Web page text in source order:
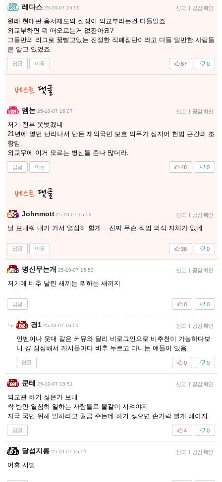
레다스 25-10-07 15:59 신고 공감 확인
원래 현대판 음서제도의 절정이 외교부라는건 다들알죠.
외교부하면 뭐 떠오르는거 없잔아요?
그들만의 리그로 꿀빨고있는 진정한 적폐집단이라고 다들 알만한 사람들
은 알고 있었죠.
답글 이동 0
67
멤논 25-10-07 16:07 신고 공감 확인
저기 전부 옷벗겠네
21년에 몇번 난리나서 만든 재외국민 보호 의무가 심지어 헌법 근간의 조
항임.
외교무에 이거 모르는 병신들 존나 많더라.
답글 이동 0
48
Johnmott 25-10-07 15:52 신고 공감 확인
날 보내줘 내가 가서 열심히 할게... 진짜 무슨 직업 의식 자체가 없네
답글 이동 0
38
병신무는개 25-10-07 15:50 신고 공감 확인
저기에 비추 날린 새끼는 뭐하는 새끼지
답글 0
0
경1 25-10-07 16:01 신고 공감 확인
인벤이나 웃대 같은 커뮤와 달리 비로그인으로 비추천이 가능하다보
니 걍 심심해서 게시물마다 비추 누르고 다니는 얘들이 있음.
답글 0
0
쿤테 25-10-07 15:51 신고 공감 확인
외교관 하기 싫은가 보내
싹 반만 열심히 일하는 사람들로 물갈이 시켜야지
자국 국민 위해 일하라고 월급 주는데 하기 싫으면 손가락 빨개 해야지
답글 0
4
달섭지롱 25-10-07 15:51 신고 공감 확인
어휴 시벌